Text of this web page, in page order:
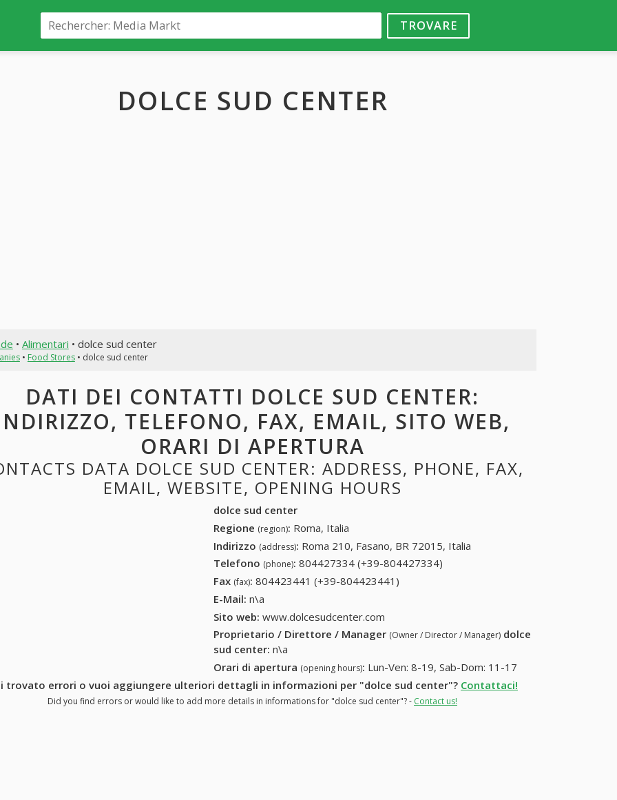
TROVARE
DOLCE SUD CENTER
• Alimentari • dolce sud center
• Food Stores• dolce sud center
DATI DEI CONTATTI DOLCE SUD CENTER:
TELEFONO, FAX, EMAIL, SITO WEB,
ORARI DI APERTURA
DATA DOLCE SUD CENTER: ADDRESS, PHONE, FAX,
EMAIL, WEBSITE, OPENING HOURS
dolce sud center
Regione (region): Roma, Italia
Indirizzo (address): Roma 210, Fasano, BR 72015, Italia
Telefono (phone): 804427334 (+39-804427334)
Fax (fax): 804423441 (+39-804423441)
E-Mail: n\a
Sito web: www.dolcesudcenter.com
Proprietario / Direttore / Manager (Owner / Director / Manager) dolce
sud center: n\a
Orari di apertura (opening hours): Lun-Ven: 8-19, Sab-Dom: 11-17
trovato errori o vuoi aggiungere ulteriori dettagli in informazioni per "dolce sud center"? Contattaci!
Did you find errors or would like to add more details in informations for "dolce sud center"? - Contact us!